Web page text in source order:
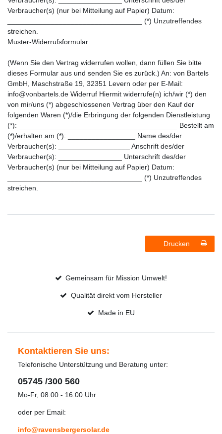
Verbraucher(s) (nur bei Mitteilung auf Papier) Datum:
__________________________________ (*) Unzutreffendes
streichen.
Muster-Widerrufsformular
(Wenn Sie den Vertrag widerrufen wollen, dann füllen Sie bitte
dieses Formular aus und senden Sie es zurück.) An: von Bartels
GmbH, Maschstraße 19, 32351 Levern oder per E-Mail:
info@vonbartels.de Widerruf Hiermit widerrufe(n) ich/wir (*) den
von mir/uns (*) abgeschlossenen Vertrag über den Kauf der
folgenden Waren (*)/die Erbringung der folgenden Dienstleistung
(*): ________________________________________ Bestellt am
(*)/erhalten am (*): _________________ Name des/der
Verbraucher(s): __________________ Anschrift des/der
Verbraucher(s): ________________ Unterschrift des/der
Verbraucher(s) (nur bei Mitteilung auf Papier) Datum:
__________________________________ (*) Unzutreffendes
streichen.
Drucken
Gemeinsam für Mission Umwelt!
Qualität direkt vom Hersteller
Made in EU
Kontaktieren Sie uns:
Telefonische Unterstützung und Beratung unter:
05745 /300 560
Mo-Fr, 08:00 - 16:00 Uhr
oder per Email:
info@ravensbergersolar.de